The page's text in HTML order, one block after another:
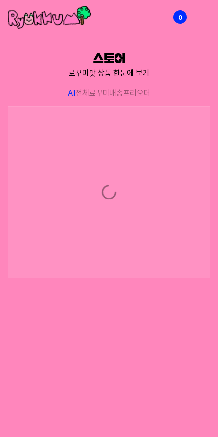
RYOKKUMi 0
스토어
료꾸미맛 상품 한눈에 보기
All전체료꾸미배송프리오더